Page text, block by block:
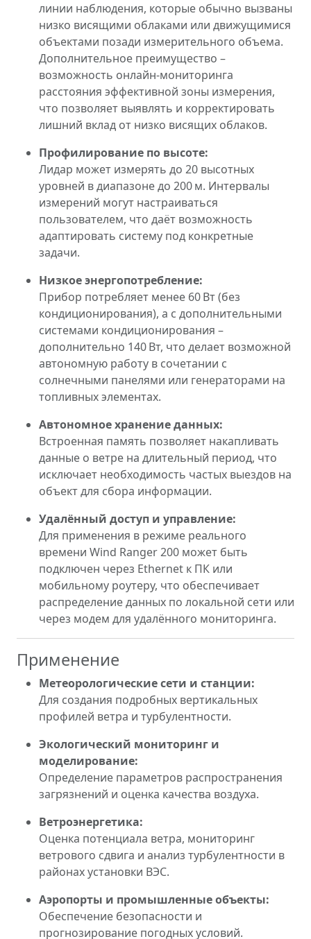
линии наблюдения, которые обычно вызваны
низко висящими облаками или движущимися
объектами позади измерительного объема.
Дополнительное преимущество –
возможность онлайн-мониторинга
расстояния эффективной зоны измерения,
что позволяет выявлять и корректировать
лишний вклад от низко висящих облаков.
Профилирование по высоте:
Лидар может измерять до 20 высотных
уровней в диапазоне до 200 м. Интервалы
измерений могут настраиваться
пользователем, что даёт возможность
адаптировать систему под конкретные
задачи.
Низкое энергопотребление:
Прибор потребляет менее 60 Вт (без
кондиционирования), а с дополнительными
системами кондиционирования –
дополнительно 140 Вт, что делает возможной
автономную работу в сочетании с
солнечными панелями или генераторами на
топливных элементах.
Автономное хранение данных:
Встроенная память позволяет накапливать
данные о ветре на длительный период, что
исключает необходимость частых выездов на
объект для сбора информации.
Удалённый доступ и управление:
Для применения в режиме реального
времени Wind Ranger 200 может быть
подключен через Ethernet к ПК или
мобильному роутеру, что обеспечивает
распределение данных по локальной сети или
через модем для удалённого мониторинга.
Применение
Метеорологические сети и станции:
Для создания подробных вертикальных
профилей ветра и турбулентности.
Экологический мониторинг и
моделирование:
Определение параметров распространения
загрязнений и оценка качества воздуха.
Ветроэнергетика:
Оценка потенциала ветра, мониторинг
ветрового сдвига и анализ турбулентности в
районах установки ВЭС.
Аэропорты и промышленные объекты:
Обеспечение безопасности и
прогнозирование погодных условий.